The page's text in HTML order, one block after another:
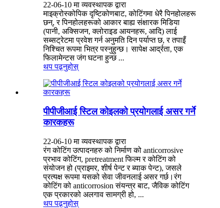
22-06-10 मा व्यवस्थापक द्वारा
माइक्रोस्कोपिक दृष्टिकोणबाट, कोटिंगमा धेरै पिनहोलहरू
छन्, र पिनहोलहरूको आकार बाह्य संक्षारक मिडिया
(पानी, अक्सिजन, क्लोराइड आयनहरू, आदि) लाई
सब्सट्रेटमा प्रवेश गर्न अनुमति दिन पर्याप्त छ, र तपाइँ
निश्चित रूपमा भित्र पस्नुहुन्छ। सापेक्ष आर्द्रता, एक
फिलामेन्टस जंग घटना हुन्छ ...
थप पढ्नुहोस्
पीपीजीआई स्टिल कोइलको प्रयोगलाई असर गर्ने
कारकहरू
22-06-10 मा व्यवस्थापक द्वारा
रंग कोटिंग उत्पादनहरु को निर्माण को anticorrosive
प्रभाव कोटिंग, pretreatment फिल्म र कोटिंग को
संयोजन हो (प्राइमर, शीर्ष पेन्ट र ब्याक पेन्ट), जसले
प्रत्यक्ष रूपमा यसको सेवा जीवनलाई असर गर्छ।रंग
कोटिंग को anticorrosion संयन्त्र बाट, जैविक कोटिंग
एक प्रकारको अलगाव सामग्री हो, ...
थप पढ्नुहोस्